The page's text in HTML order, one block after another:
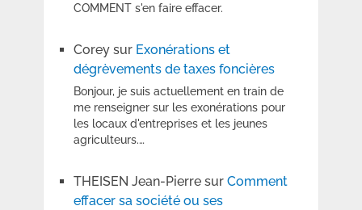
COMMENT s'en faire effacer.
Coreysur Exonérations et
dégrèvements de taxes foncières
Bonjour, je suis actuellement en train de
me renseigner sur les exonérations pour
les locaux d'entreprises et les jeunes
agriculteurs.…
THEISEN Jean-Pierresur Comment
effacer sa société ou ses